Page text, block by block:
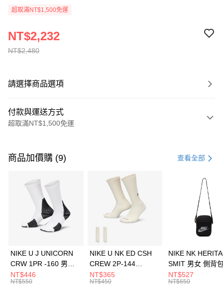
超取滿NT$1,500免運
NT$2,480
NT$2,232
請選擇商品選項
付款與運送方式
超取滿NT$1,500免運
信用卡一次付款
3 期 0 利率 每期 21家銀行
合作金庫商業銀行
第一商業銀行
華南商業銀行
彰化商業銀行
上海商業儲蓄銀行
元大商業銀行
Apple Pay
全盈+PAY
AFTEE先享後付
商品加價購 (9) 查看全部
NIKE U J UNICORN
CRW 1PR -160 男女
中統襪 FZ3393100
NT$446
NT$550
NIKE U NK ED CSH
CREW 2P-144
EMBRDY 男女 短統襪
FZ3073133
NT$365
NT$450
NIKE NK
SMIT 男女 側背
BA5871010
NT$527
NT$650